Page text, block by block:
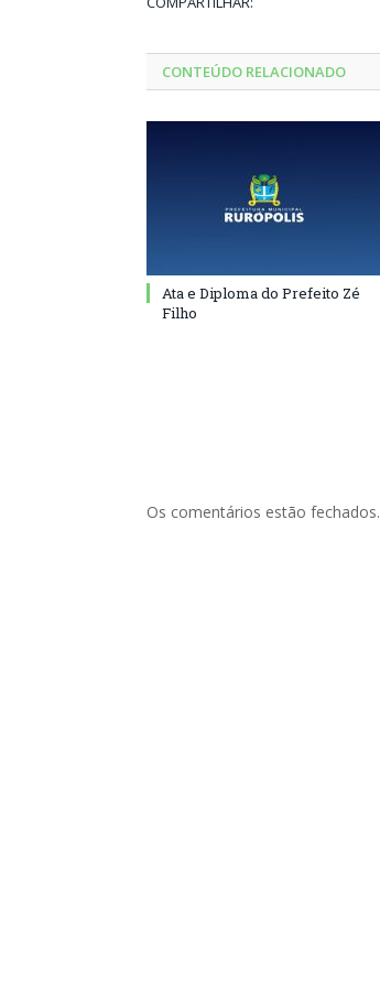
CONTEÚDO RELACIONADO
Ata e Diploma do Prefeito Zé
Filho
Os comentários estão fechados.